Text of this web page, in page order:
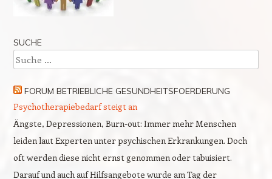
SUCHE
Suche
FORUM BETRIEBLICHE GESUNDHEITSFOERDERUNG
Psychotherapiebedarf steigt an
Ängste, Depressionen, Burn-out: Immer mehr Menschen
leiden laut Experten unter psychischen Erkrankungen. Doch
oft werden diese nicht ernst genommen oder tabuisiert.
Darauf und auch auf Hilfsangebote wurde am Tag der